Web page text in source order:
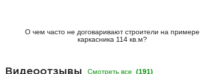
О чем часто не договаривают строители на примере
каркасника 114 кв.м?
Видеоотзывы Смотреть все (191)